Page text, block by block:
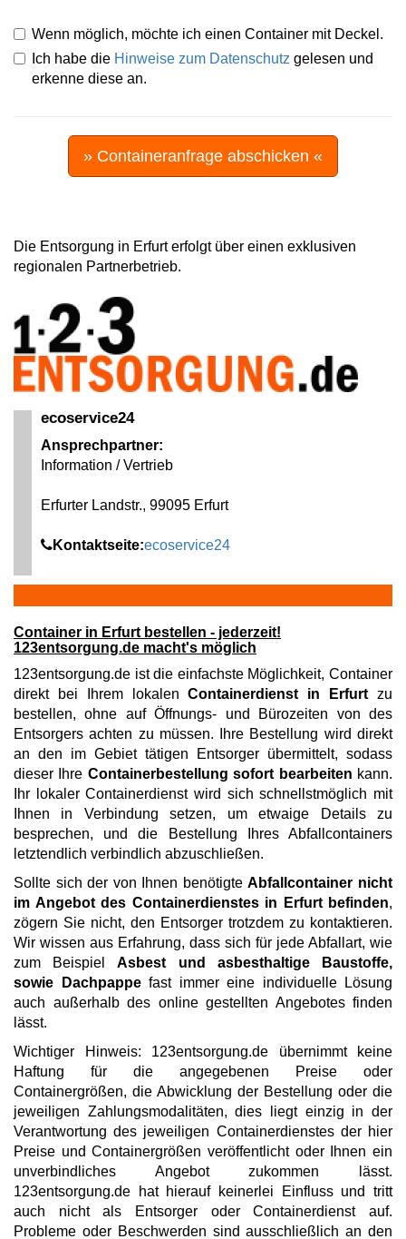
Wenn möglich, möchte ich einen Container mit Deckel.
Ich habe die Hinweise zum Datenschutz gelesen und
erkenne diese an.
» Containeranfrage abschicken «
Die Entsorgung in Erfurt erfolgt über einen exklusiven
regionalen Partnerbetrieb.
ecoservice24
Ansprechpartner:
Information / Vertrieb
Erfurter Landstr., 99095 Erfurt
Kontaktseite:ecoservice24
Container in Erfurt bestellen - jederzeit!
123entsorgung.de macht's möglich
123entsorgung.de ist die einfachste Möglichkeit, Container
direkt bei Ihrem lokalenContainerdienst in Erfurt zu
bestellen, ohne auf Öffnungs- und Bürozeiten von des
Entsorgers achten zu müssen. Ihre Bestellung wird direkt
an den im Gebiet tätigen Entsorger übermittelt, sodass
dieser Ihre Containerbestellung sofort bearbeiten kann.
Ihr lokaler Containerdienst wird sich schnellstmöglich mit
Ihnen in Verbindung setzen, um etwaige Details zu
besprechen, und die Bestellung Ihres Abfallcontainers
letztendlich verbindlich abzuschließen.
Sollte sich der von Ihnen benötigteAbfallcontainer nicht
im Angebot des Containerdienstes in Erfurt befinden,
zögern Sie nicht, den Entsorger trotzdem zu kontaktieren.
Wir wissen aus Erfahrung, dass sich für jede Abfallart, wie
zum BeispielAsbest und asbesthaltige Baustoffe,
sowie Dachpappefast immer eine individuelle Lösung
auch außerhalb des online gestellten Angebotes finden
lässt.
Wichtiger Hinweis: 123entsorgung.de übernimmt keine
Haftung für die angegebenen Preise oder
Containergrößen, die Abwicklung der Bestellung oder die
jeweiligen Zahlungsmodalitäten, dies liegt einzig in der
Verantwortung des jeweiligen Containerdienstes der hier
Preise und Containergrößen veröffentlicht oder Ihnen ein
unverbindliches Angebot zukommen lässt.
123entsorgung.de hat hierauf keinerlei Einfluss und tritt
auch nicht als Entsorger oder Containerdienst auf.
Probleme oder Beschwerden sind ausschließlich an den